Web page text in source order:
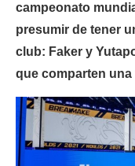
campeonato
presumir de tener
club: Faker y
que comparten